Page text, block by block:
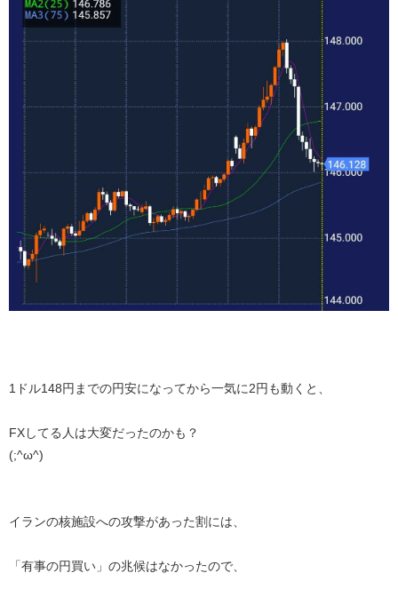
1ドル148円までの円安になってから一気に2円も動くと、
FXしてる人は大変だったのかも？
(;^ω^)
イランの核施設への攻撃があった割には、
「有事の円買い」の兆候はなかったので、